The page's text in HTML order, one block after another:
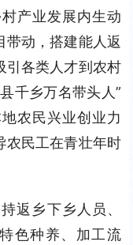
产业发展内生动
带动，搭建能人返
引各类人才到农村
千乡万名带头人”
农民兴业创业力
农民工在青壮年时
返乡下乡人员、
色种养、加工流